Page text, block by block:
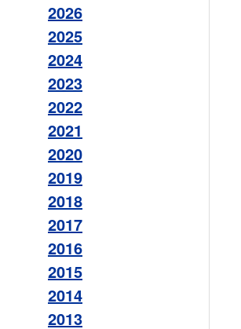
2026
2025
2024
2023
2022
2021
2020
2019
2018
2017
2016
2015
2014
2013